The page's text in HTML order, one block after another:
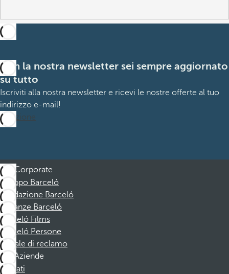
Con la nostra newsletter sei sempre aggiornato
su tutto
Iscriviti alla nostra newsletter e ricevi le nostre offerte al tuo
indirizzo e-mail!
Iscrizione
Corporate
Gruppo Barceló
Fondazione Barceló
Vacanze Barceló
Barceló Films
Barceló Persone
Canale di reclamo
Aziende
Affiliati